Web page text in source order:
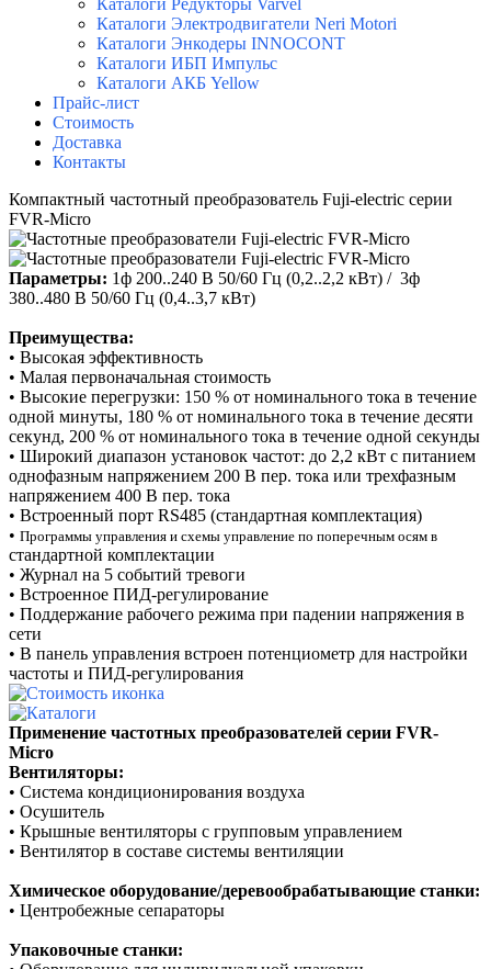
Каталоги Редукторы Varvel
Каталоги Электродвигатели Neri Motori
Каталоги Энкодеры INNOCONT
Каталоги ИБП Импульс
Каталоги АКБ Yellow
Прайс-лист
Стоимость
Доставка
Контакты
Компактный частотный преобразователь Fuji-electric серии
FVR-Micro
Параметры: 1ф 200..240 В 50/60 Гц (0,2..2,2 кВт) / 3ф
380..480 В 50/60 Гц (0,4..3,7 кВт)
Преимущества:
• Высокая эффективность
• Малая первоначальная стоимость
• Высокие перегрузки: 150 % от номинального тока в течение
одной минуты, 180 % от номинального тока в течение десяти
секунд, 200 % от номинального тока в течение одной секунды
• Широкий диапазон установок частот: до 2,2 кВт с питанием
однофазным напряжением 200 В пер. тока или трехфазным
напряжением 400 В пер. тока
• Встроенный порт RS485 (стандартная комплектация)
• Программы управления и схемы управление по поперечным осям в
стандартной комплектации
• Журнал на 5 событий тревоги
• Встроенное ПИД-регулирование
• Поддержание рабочего режима при падении напряжения в
сети
• В панель управления встроен потенциометр для настройки
частоты и ПИД-регулирования
Применение частотных преобразователей серии FVR-
Micro
Вентиляторы:
• Система кондиционирования воздуха
• Осушитель
• Крышные вентиляторы с групповым управлением
• Вентилятор в составе системы вентиляции
Химическое оборудование/деревообрабатывающие станки:
• Центробежные сепараторы
Упаковочные станки: